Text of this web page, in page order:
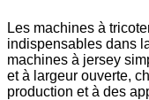
Les machines à
indispensables dans
machines à jersey
et à largeur ouverte,
production et à des